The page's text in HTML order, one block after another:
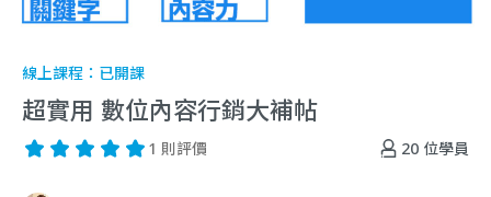
線上課程： 已開課
超實用 數位內容行銷大補帖
20 位學員
1 則評價